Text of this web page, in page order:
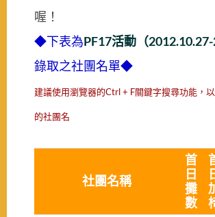
喔！
◆下表為PF17活動（2012.10.27-
錄取之社團名單◆
建議使用瀏覽器的Ctrl + F關鍵字搜尋功能，
的社團名
社團名稱
首
日
攤
數